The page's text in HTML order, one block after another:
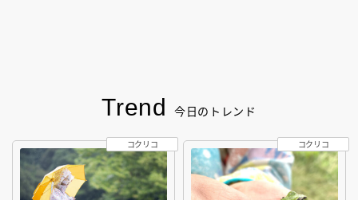
Trend 今日のトレンド
コクリコ コクリコ